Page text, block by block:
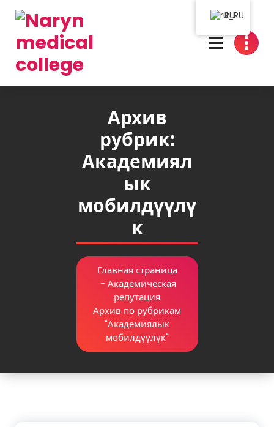
Архив
рубрик:
Академиял
ык
мобилдүүлү
к
Главная страница
- Академическая
репутация
Архив по рубрикам
"Академиялык
мобилдүүлүк"
RU